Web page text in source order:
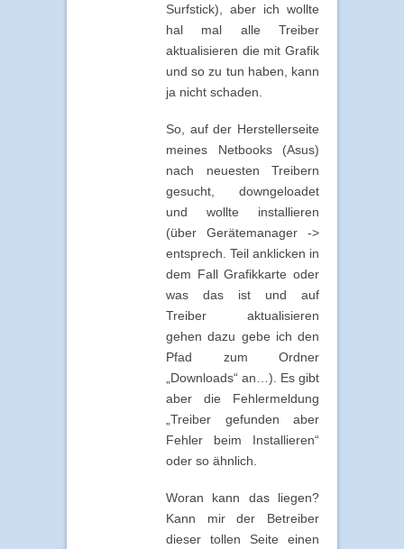
Surfstick), aber ich wollte
hal mal alle Treiber
aktualisieren die mit Grafik
und so zu tun haben, kann
ja nicht schaden.
So, auf der Herstellerseite
meines Netbooks (Asus)
nach neuesten Treibern
gesucht, downgeloadet
und wollte installieren
(über Gerätemanager ->
entsprech. Teil anklicken in
dem Fall Grafikkarte oder
was das ist und auf
Treiber aktualisieren
gehen dazu gebe ich den
Pfad zum Ordner
„Downloads“ an…). Es gibt
aber die Fehlermeldung
„Treiber gefunden aber
Fehler beim Installieren“
oder so ähnlich.
Woran kann das liegen?
Kann mir der Betreiber
dieser tollen Seite einen